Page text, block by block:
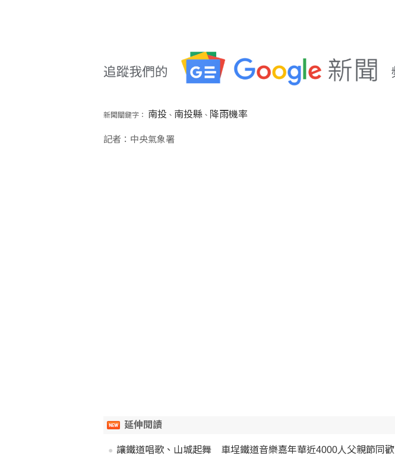
新聞關鍵字： 南投 、 南投縣、 降雨機率
記者：中央氣象署
延伸閱讀
讓鐵道唱歌、山城起舞 車埕鐵道音樂嘉年華近4000人父親節同歡